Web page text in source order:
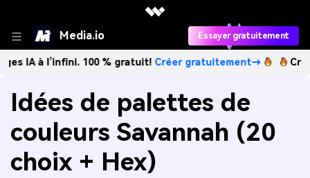
Media.io Essayer gratuitement
100 % gratuit!Créer gratuitement→ Créez des
Idées de palettes de
couleurs Savannah (20
choix + Hex)